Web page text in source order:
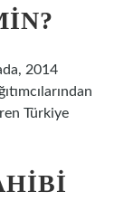
2014
Türkiye